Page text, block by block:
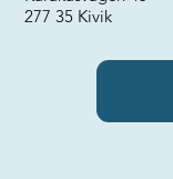
277 35 Kivik